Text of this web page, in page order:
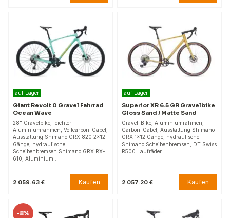
auf Lager
Giant Revolt 0 Gravel Fahrrad
Ocean Wave
28" Gravelbike, leichter
Aluminiumrahmen, Vollcarbon-Gabel,
Ausstattung Shimano GRX 820 2x12
Gänge, hydraulische
Scheibenbremsen Shimano GRX RX-
610, Aluminium…
2 059.63 € Kaufen
auf Lager
Superior XR 6.5 GR Gravelbike
Gloss Sand / Matte Sand
Gravel-Bike, Aluminiumrahmen,
Carbon-Gabel, Ausstattung Shimano
GRX 1x12 Gänge, hydraulische
Shimano Scheibenbremsen, DT Swiss
R500 Laufräder.
2 057.20 € Kaufen
-8%